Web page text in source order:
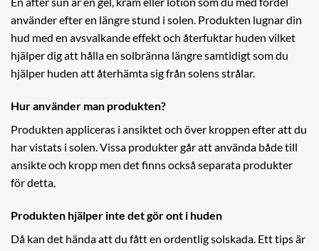
använder efter en längre stund i solen. Produkten lugnar din
hud med en avsvalkande effekt och återfuktar huden vilket
hjälper dig att hålla en solbränna längre samtidigt som du
hjälper huden att återhämta sig från solens strålar.
Hur använder man produkten?
Produkten appliceras i ansiktet och över kroppen efter att du
har vistats i solen. Vissa produkter går att använda både till
ansikte och kropp men det finns också separata produkter
för detta.
Produkten hjälper inte det gör ont i huden
Då kan det hända att du fått en ordentlig solskada. Ett tips är